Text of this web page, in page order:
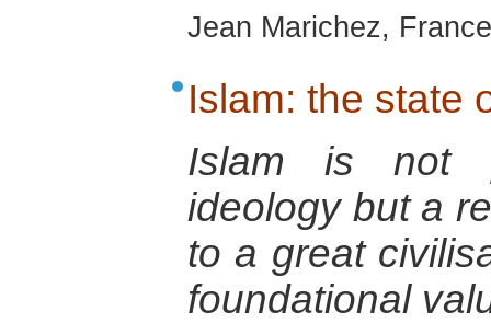
Jean Marichez,
Islam: the state
Islam is not
ideology but a
to a great
foundational